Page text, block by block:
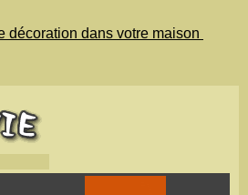
décoration dans votre maison